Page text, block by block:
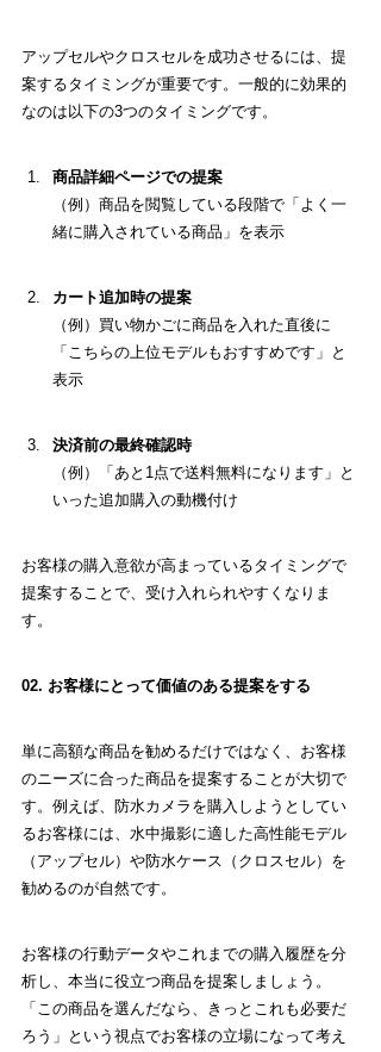
アップセルやクロスセルを成功させるには、提
案するタイミングが重要です。一般的に効果的
なのは以下の3つのタイミングです。
商品詳細ページでの提案
（例） 商品を閲覧している段階で「よく一
緒に購入されている商品」を表示
カート追加時の提案
（例） 買い物かごに商品を入れた直後に
「こちらの上位モデルもおすすめです」と
表示
決済前の最終確認時
（例）
「あと1点で送料無料になります」と
いった追加購入の動機付け
お客様の購入意欲が高まっているタイミングで
提案することで、受け入れられやすくなりま
す。
02. お客様にとって価値のある提案をする
単に高額な商品を勧めるだけではなく、お客様
のニーズに合った商品を提案することが大切で
す。例えば、防水カメラを購入しようとしてい
るお客様には、水中撮影に適した高性能モデル
（アップセル）や防水ケース（クロスセル）を
勧めるのが自然です。
お客様の行動データやこれまでの購入履歴を分
析し、本当に役立つ商品を提案しましょう。
「この商品を選んだなら、きっとこれも必要だ
ろう」という視点でお客様の立場になって考え